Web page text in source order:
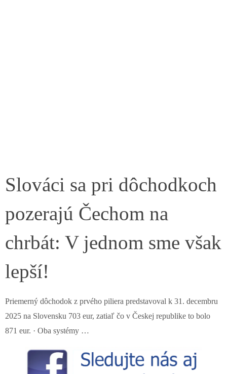
Slováci sa pri dôchodkoch
pozerajú Čechom na
chrbát: V jednom sme však
lepší!
Priemerný dôchodok z prvého piliera predstavoval k 31. decembru
2025 na Slovensku 703 eur, zatiaľ čo v Českej republike to bolo
871 eur. · Oba systémy …